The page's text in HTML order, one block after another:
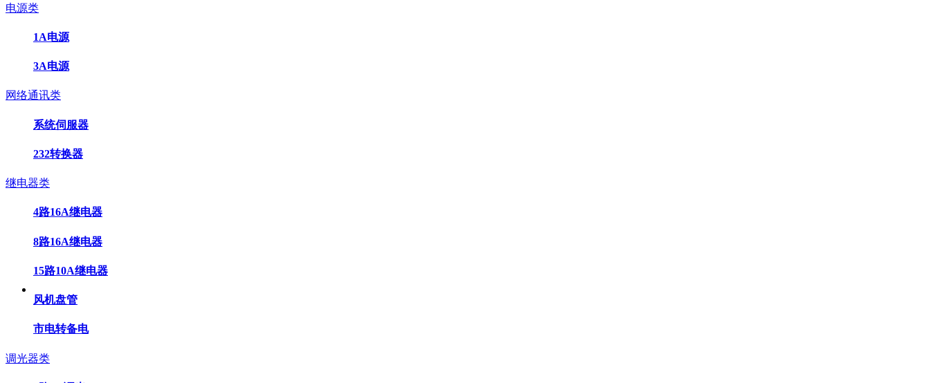
电源类
1A电源
3A电源
网络通讯类
系统伺服器
232转换器
继电器类
4路16A继电器
8路16A继电器
15路10A继电器
风机盘管
市电转备电
调光器类